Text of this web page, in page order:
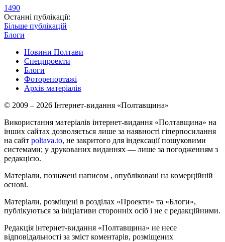
1490
Останні публікації:
Більше публікацій
Блоги
Новини Полтави
Спецпроекти
Блоги
Фоторепортажі
Архів матеріалів
© 2009 – 2026 Інтернет-видання «Полтавщина»
Використання матеріалів інтернет-видання «Полтавщина» на
інших сайтах дозволяється лише за наявності гіперпосилання
на сайт poltava.to, не закритого для індексації пошуковими
системами; у друкованих виданнях — лише за погодженням з
редакцією.
Матеріали, позначені написом , опубліковані на комерційній
основі.
Матеріали, розміщені в розділах «Проекти» та «Блоги»,
публікуються за ініціативи сторонніх осіб і не є редакційними.
Редакція інтернет-видання «Полтавщина» не несе
відповідальності за зміст коментарів, розміщених